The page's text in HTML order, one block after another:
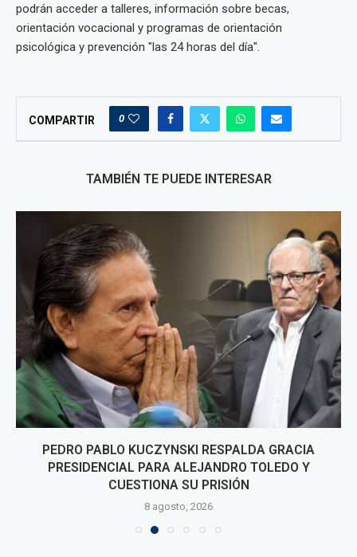
podrán acceder a talleres, información sobre becas,
orientación vocacional y programas de orientación
psicológica y prevención "las 24 horas del día".
COMPARTIR 0
TAMBIÉN TE PUEDE INTERESAR
PEDRO PABLO KUCZYNSKI RESPALDA GRACIA
PRESIDENCIAL PARA ALEJANDRO TOLEDO Y
CUESTIONA SU PRISIÓN
8 agosto, 2026